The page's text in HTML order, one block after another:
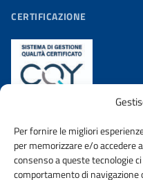
Per fornire le migliori
per memorizzare e/o accedere
consenso a queste tecnologie
comportamento di navigazione
CERTIFICAZIONE